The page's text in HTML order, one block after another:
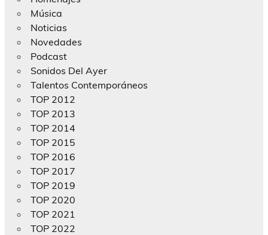
Música
Noticias
Novedades
Podcast
Sonidos Del Ayer
Talentos Contemporáneos
TOP 2012
TOP 2013
TOP 2014
TOP 2015
TOP 2016
TOP 2017
TOP 2019
TOP 2020
TOP 2021
TOP 2022